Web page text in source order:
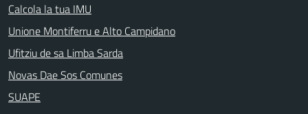
Calcola la tua IMU
Unione Montiferru e Alto Campidano
Ufitziu de sa Limba Sarda
Novas Dae Sos Comunes
SUAPE